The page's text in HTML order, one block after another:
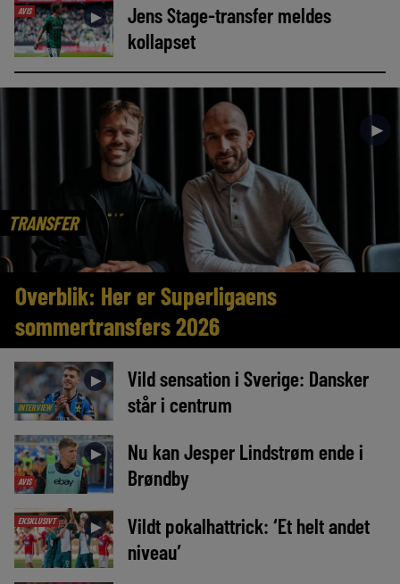
AVIS ►
Jens Stage-transfer meldes
kollapset
TRANSFER
►
Overblik: Her er Superligaens
sommertransfers 2026
INTERVIEW
►
Vild sensation i Sverige: Dansker
står i centrum
AVIS
►
Nu kan Jesper Lindstrøm ende i
Brøndby
EKSKLUSIVT ►
Vildt pokalhattrick: ‘Et helt andet
niveau’